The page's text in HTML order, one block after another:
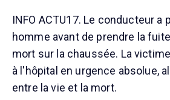
INFO ACTU17. Le conducteur a
homme avant de prendre la
mort sur la chaussée. La
à l'hôpital en urgence absolue,
entre la vie et la mort.